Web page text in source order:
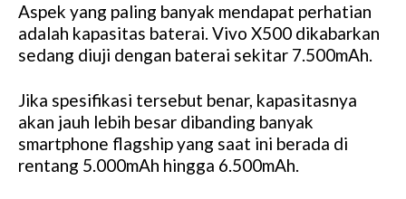
Aspek yang paling banyak mendapat perhatian
adalah kapasitas baterai. Vivo X500 dikabarkan
sedang diuji dengan baterai sekitar 7.500mAh.
Jika spesifikasi tersebut benar, kapasitasnya
akan jauh lebih besar dibanding banyak
smartphone flagship yang saat ini berada di
rentang 5.000mAh hingga 6.500mAh.